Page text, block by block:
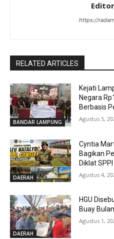
https://
RELATED ARTICLES
BANDAR LAMPUNG
Kejati
Negara
Berbasis
Agustus 5,
DAERAH
Cyntia
Bagikan
Diklat SPPI
Agustus 4,
DAERAH
HGU
Buay
Agustus 1,